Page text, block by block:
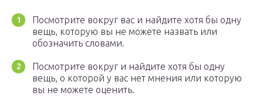
Посмотрите вокруг вас и найдите хотя бы одну
вещь, которую вы не можете назвать или
обозначить словами.
Посмотрите вокруг и найдите хотя бы одну
вещь, о которой у вас нет мнения или которую
вы не можете оценить.